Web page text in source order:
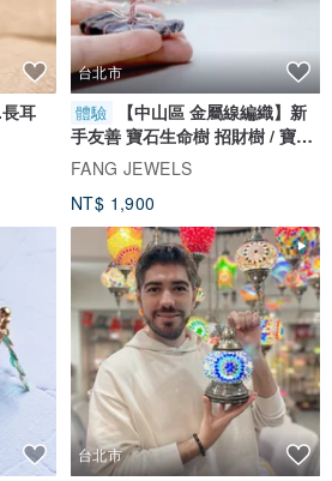
耳
台北市
體驗
【中山區 金屬線編織】新
手友善 寶石生命樹 招財樹 / 寶石
自選
FANG JEWELS
NT$ 1,900
台北市